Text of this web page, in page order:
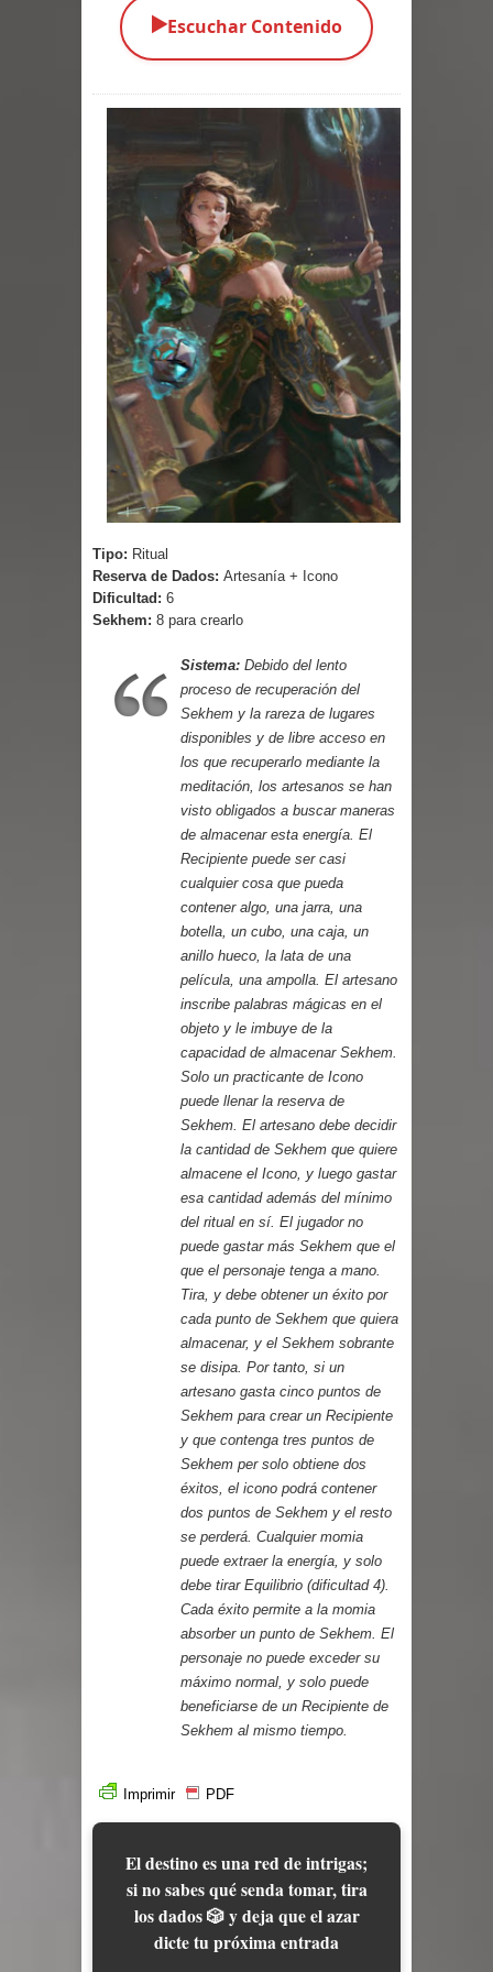
Exaltados y Muertos Vivientes
Los Muertos se Levantan (Relato)
Los Monstruos más Buscados
Alma
El Destructor
El Buscador
El Pueblo Protegido
Parte 05: Sitiados
▶️Escuchar Contenido
Tipo: Ritual
Reserva de Dados: Artesanía + Icono
Dificultad: 6
Sekhem: 8 para crearlo
Sistema: Debido del lento
proceso de recuperación del
Sekhem y la rareza de lugares
disponibles y de libre acceso en
los que recuperarlo mediante la
meditación, los artesanos se han
visto obligados a buscar maneras
de almacenar esta energía. El
Recipiente puede ser casi
cualquier cosa que pueda
contener algo, una jarra, una
botella, un cubo, una caja, un
anillo hueco, la lata de una
película, una ampolla. El artesano
inscribe palabras mágicas en el
objeto y le imbuye de la
capacidad de almacenar Sekhem.
Solo un practicante de Icono
puede llenar la reserva de
Sekhem. El artesano debe decidir
la cantidad de Sekhem que quiere
almacene el Icono, y luego gastar
esa cantidad además del mínimo
del ritual en sí. El jugador no
puede gastar más Sekhem que el
que el personaje tenga a mano.
Tira, y debe obtener un éxito por
cada punto de Sekhem que quiera
almacenar, y el Sekhem sobrante
se disipa. Por tanto, si un
artesano gasta cinco puntos de
Sekhem para crear un Recipiente
y que contenga tres puntos de
Sekhem per solo obtiene dos
éxitos, el icono podrá contener
dos puntos de Sekhem y el resto
se perderá. Cualquier momia
puede extraer la energía, y solo
debe tirar Equilibrio (dificultad 4).
Cada éxito permite a la momia
absorber un punto de Sekhem. El
personaje no puede exceder su
máximo normal, y solo puede
beneficiarse de un Recipiente de
Sekhem al mismo tiempo.
Imprimir PDF
El destino es una red de intrigas;
si no sabes qué senda tomar, tira
los dados 🎲 y deja que el azar
dicte tu próxima entrada